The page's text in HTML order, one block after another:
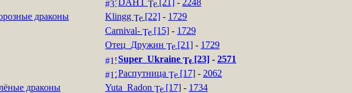
драконы
DAHT
[21] - 2248
Klingg
[22] - 1729
Carnival-
[15] - 1729
Отец_Дружин
[21] - 1729
драконы
Super_Ukraine [23] - 2571
Распутница
[17] - 2062
Yuta_Radon
[17] - 1734